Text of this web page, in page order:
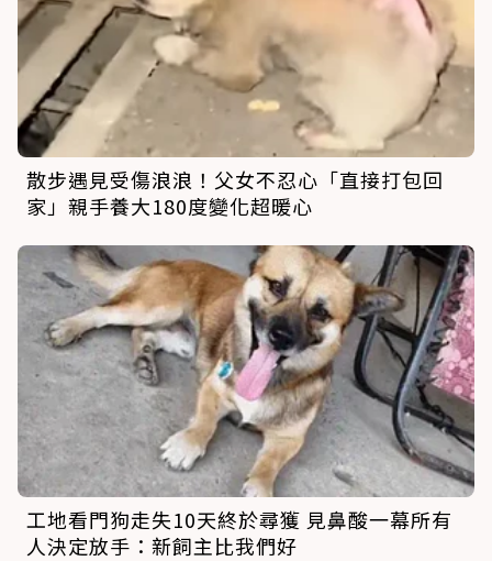
散步遇見受傷浪浪！父女不忍心「直接打包回
家」親手養大180度變化超暖心
工地看門狗走失10天終於尋獲 見鼻酸一幕所有
人決定放手：新飼主比我們好